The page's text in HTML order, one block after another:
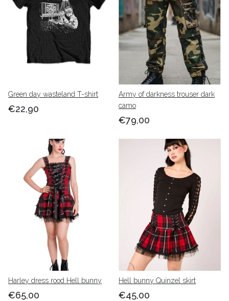
Green day wasteland T-shirt
€22,90
Army of darkness trouser dark
camo
€79,00
Harley dress rood Hell bunny
€65,00
Hell bunny Quinzel skirt
€45,00